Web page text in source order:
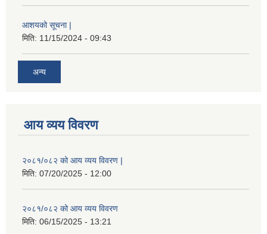
आशयको सूचना |
मिति: 11/15/2024 - 09:43
अन्य
आय व्यय विवरण
२०८१/०८२ को आय व्यय विवरण |
मिति: 07/20/2025 - 12:00
२०८१/०८२ को आय व्यय विवरण
मिति: 06/15/2025 - 13:21